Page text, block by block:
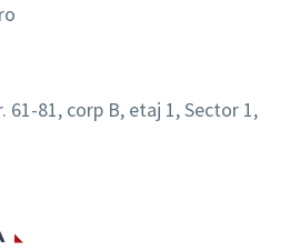
61-81, corp B, etaj 1, Sector 1,